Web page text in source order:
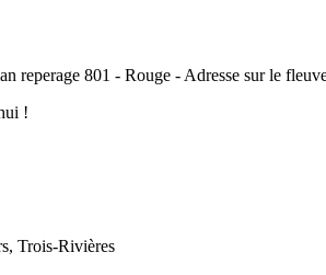
!
Trois-Rivières